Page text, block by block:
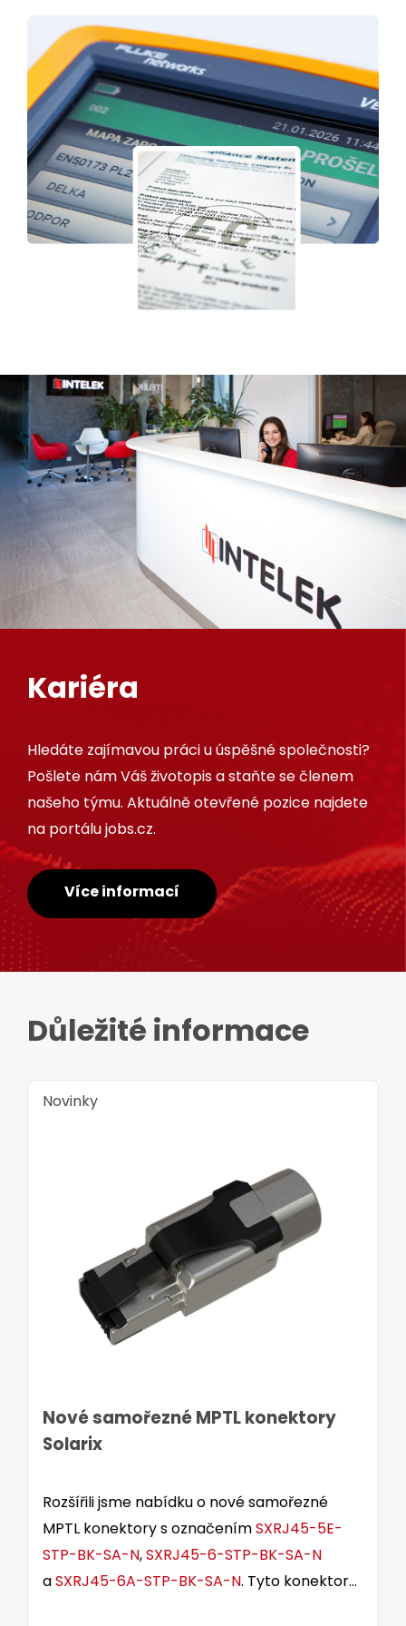
Kariéra
Hledáte zajímavou práci u úspěšné společnosti?
Pošlete nám Váš životopis a staňte se členem
našeho týmu. Aktuálně otevřené pozice najdete
na portálu jobs.cz.
Více informací
Důležité informace
Novinky
Nové samořezné MPTL konektory
Solarix
Rozšířili jsme nabídku o nové samořezné
MPTL konektory s označenímSXRJ45-5E-
STP-BK-SA-N,SXRJ45-6-STP-BK-SA-N
aSXRJ45-6A-STP-BK-SA-N. Tyto konektory